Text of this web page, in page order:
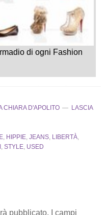
di ogni Fashion
CHIARA D'APOLITO
LASCIA
, HIPPIE, JEANS, LIBERTÀ,
, STYLE, USED
pubblicato.
I campi